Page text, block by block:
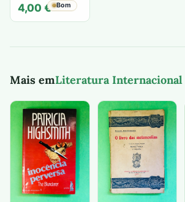
Maclaine
4,00 € Bom
Mais emLiteratura Internacional